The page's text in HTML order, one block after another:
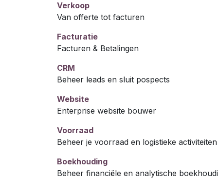
Verkoop
Van offerte tot facturen
Facturatie
Facturen & Betalingen
CRM
Beheer leads en sluit pospects
Website
Enterprise website bouwer
Voorraad
Beheer je voorraad en logistieke activiteiten
Boekhouding
Beheer financiële en analytische